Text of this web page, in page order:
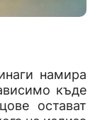
намира
къде
остават